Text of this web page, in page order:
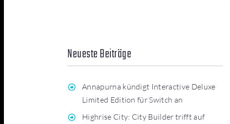
Neueste Beiträge
Annapurna kündigt Interactive Deluxe
Limited Edition für Switch an
Highrise City: City Builder trifft auf